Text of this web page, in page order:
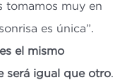
tomamos muy en
es única”.
el mismo
será igual que otro.